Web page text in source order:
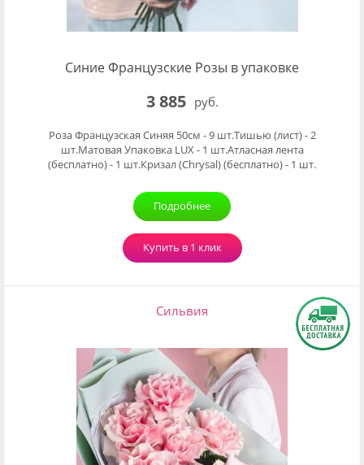
Синие Французские Розы в упаковке
3 885 руб.
Роза Французская Синяя 50см - 9 шт.Тишью (лист) - 2
шт.Матовая Упаковка LUX - 1 шт.Атласная лента
(бесплатно) - 1 шт.Кризал (Chrysal) (бесплатно) - 1 шт.
Подробнее
Купить в 1 клик
Сильвия